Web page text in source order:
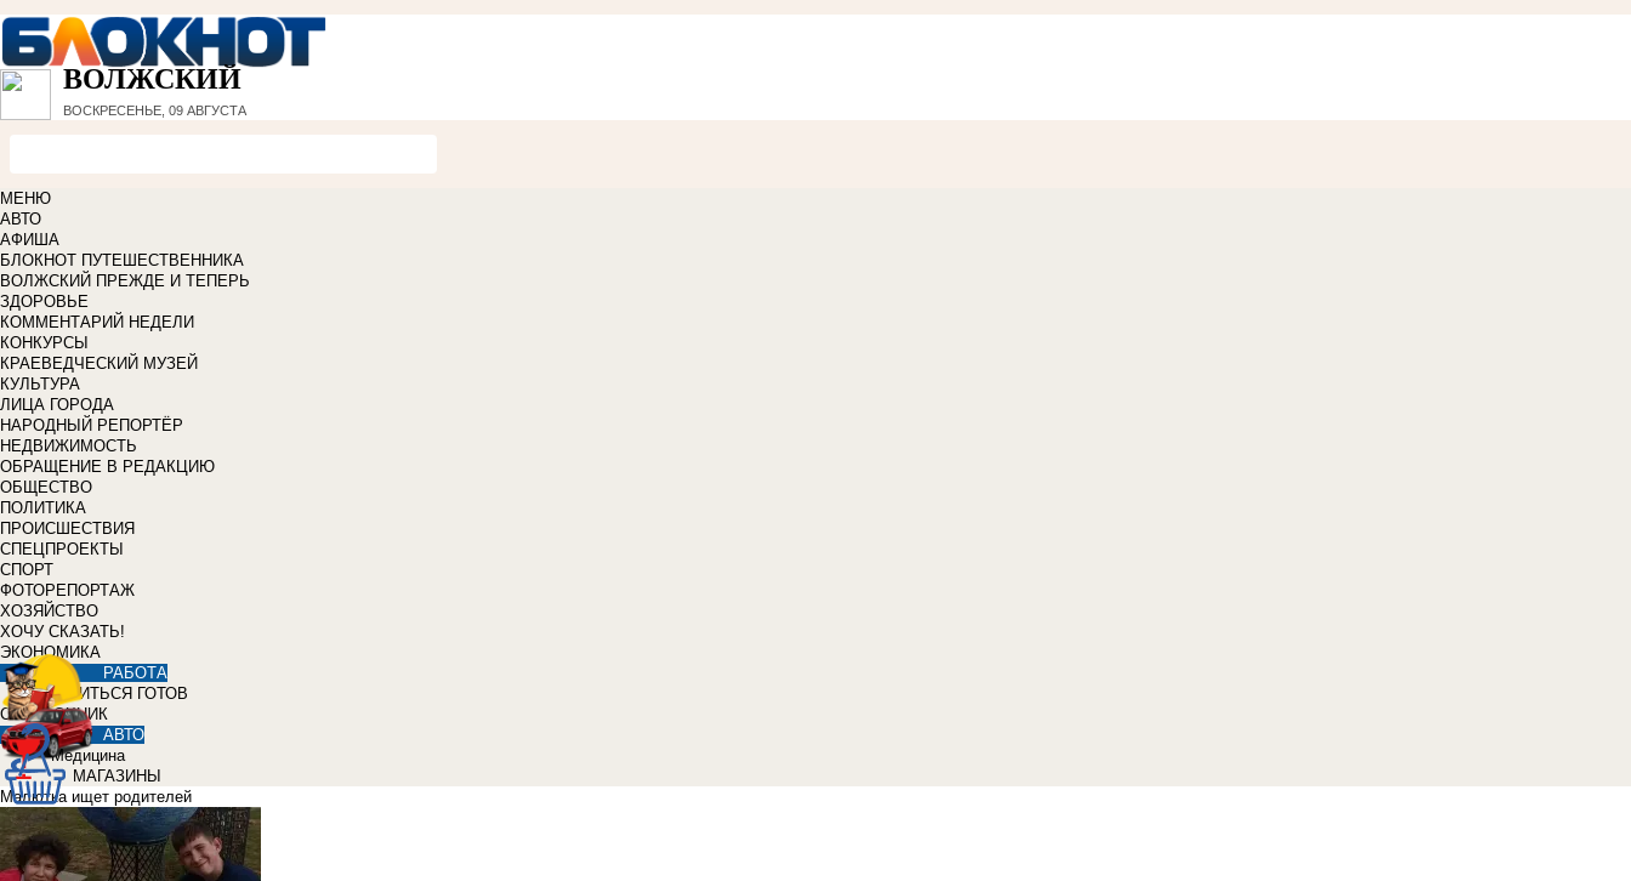
ВОЛЖСКИЙ
ВОСКРЕСЕНЬЕ, 09 АВГУСТА
МЕНЮ
АВТО
АФИША
БЛОКНОТ ПУТЕШЕСТВЕННИКА
ВОЛЖСКИЙ ПРЕЖДЕ И ТЕПЕРЬ
ЗДОРОВЬЕ
КОММЕНТАРИЙ НЕДЕЛИ
КОНКУРСЫ
КРАЕВЕДЧЕСКИЙ МУЗЕЙ
КУЛЬТУРА
ЛИЦА ГОРОДА
НАРОДНЫЙ РЕПОРТЁР
НЕДВИЖИМОСТЬ
ОБРАЩЕНИЕ В РЕДАКЦИЮ
ОБЩЕСТВО
ПОЛИТИКА
ПРОИСШЕСТВИЯ
СПЕЦПРОЕКТЫ
СПОРТ
ФОТОРЕПОРТАЖ
ХОЗЯЙСТВО
ХОЧУ СКАЗАТЬ!
ЭКОНОМИКА
РАБОТА
УЧИТЬСЯ ГОТОВ
СПРАВОЧНИК
АВТО
Медицина
МАГАЗИНЫ
Малютка ищет родителей